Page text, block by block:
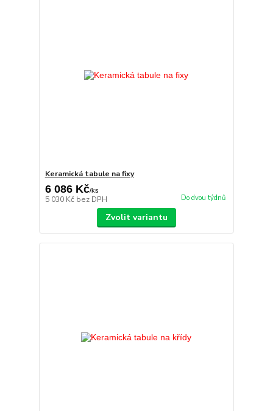
Keramická tabule na fixy
6 086 Kč/ks
5 030 Kč bez DPH Do dvou týdnů
Zvolit variantu